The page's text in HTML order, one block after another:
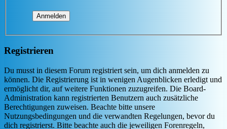
Registrieren
Du musst in diesem Forum registriert sein, um dich anmelden zu
können. Die Registrierung ist in wenigen Augenblicken erledigt und
ermöglicht dir, auf weitere Funktionen zuzugreifen. Die Board-
Administration kann registrierten Benutzern auch zusätzliche
Berechtigungen zuweisen. Beachte bitte unsere
Nutzungsbedingungen und die verwandten Regelungen, bevor du
dich registrierst. Bitte beachte auch die jeweiligen Forenregeln,